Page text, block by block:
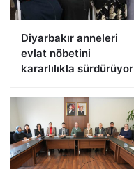
Diyarbakır anneleri
evlat nöbetini
kararlılıkla sürdürüyor